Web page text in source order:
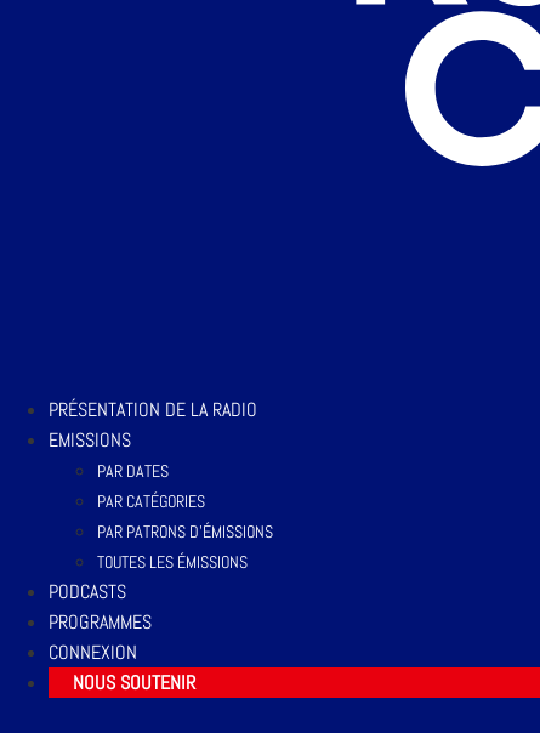
PRÉSENTATION DE LA RADIO
EMISSIONS
PAR DATES
PAR CATÉGORIES
PAR PATRONS D’ÉMISSIONS
TOUTES LES ÉMISSIONS
PODCASTS
PROGRAMMES
CONNEXION
NOUS SOUTENIR